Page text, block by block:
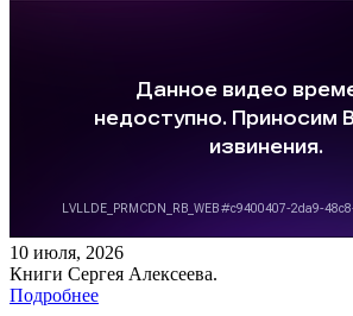
10 июля, 2026
Книги Сергея Алексеева.
Подробнее